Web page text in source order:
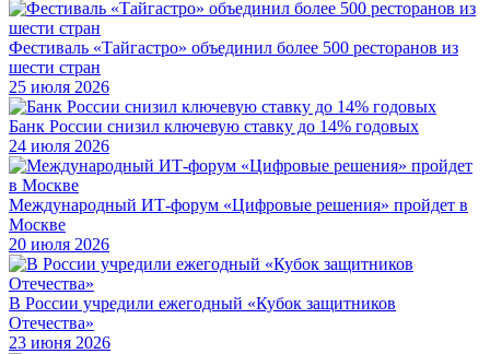
Фестиваль «Тайгастро» объединил более 500 ресторанов из
шести стран
25 июля 2026
Банк России снизил ключевую ставку до 14% годовых
24 июля 2026
Международный ИТ-форум «Цифровые решения» пройдет в
Москве
20 июля 2026
В России учредили ежегодный «Кубок защитников
Отечества»
23 июня 2026